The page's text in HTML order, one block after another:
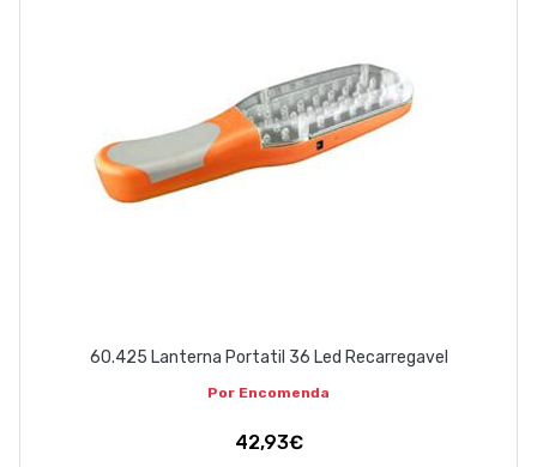
60.425 Lanterna Portatil 36 Led Recarregavel
Por Encomenda
42,93€